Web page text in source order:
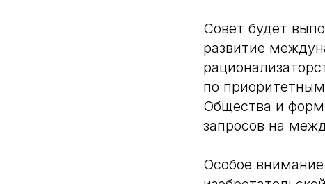
Совет будет
развитие
по
Общества и
запросов на
Особое